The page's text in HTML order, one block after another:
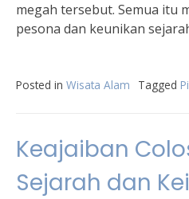
megah tersebut. Semua itu
pesona dan keunikan
Posted in Wisata Alam Tagged
Keajaiban
Sejarah dan